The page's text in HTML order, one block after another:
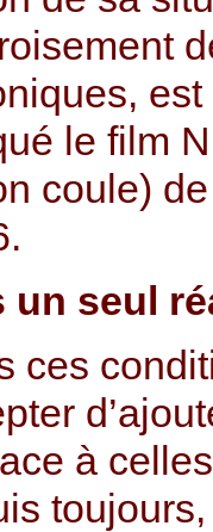
est
le film
coule)
un seul
ces
à